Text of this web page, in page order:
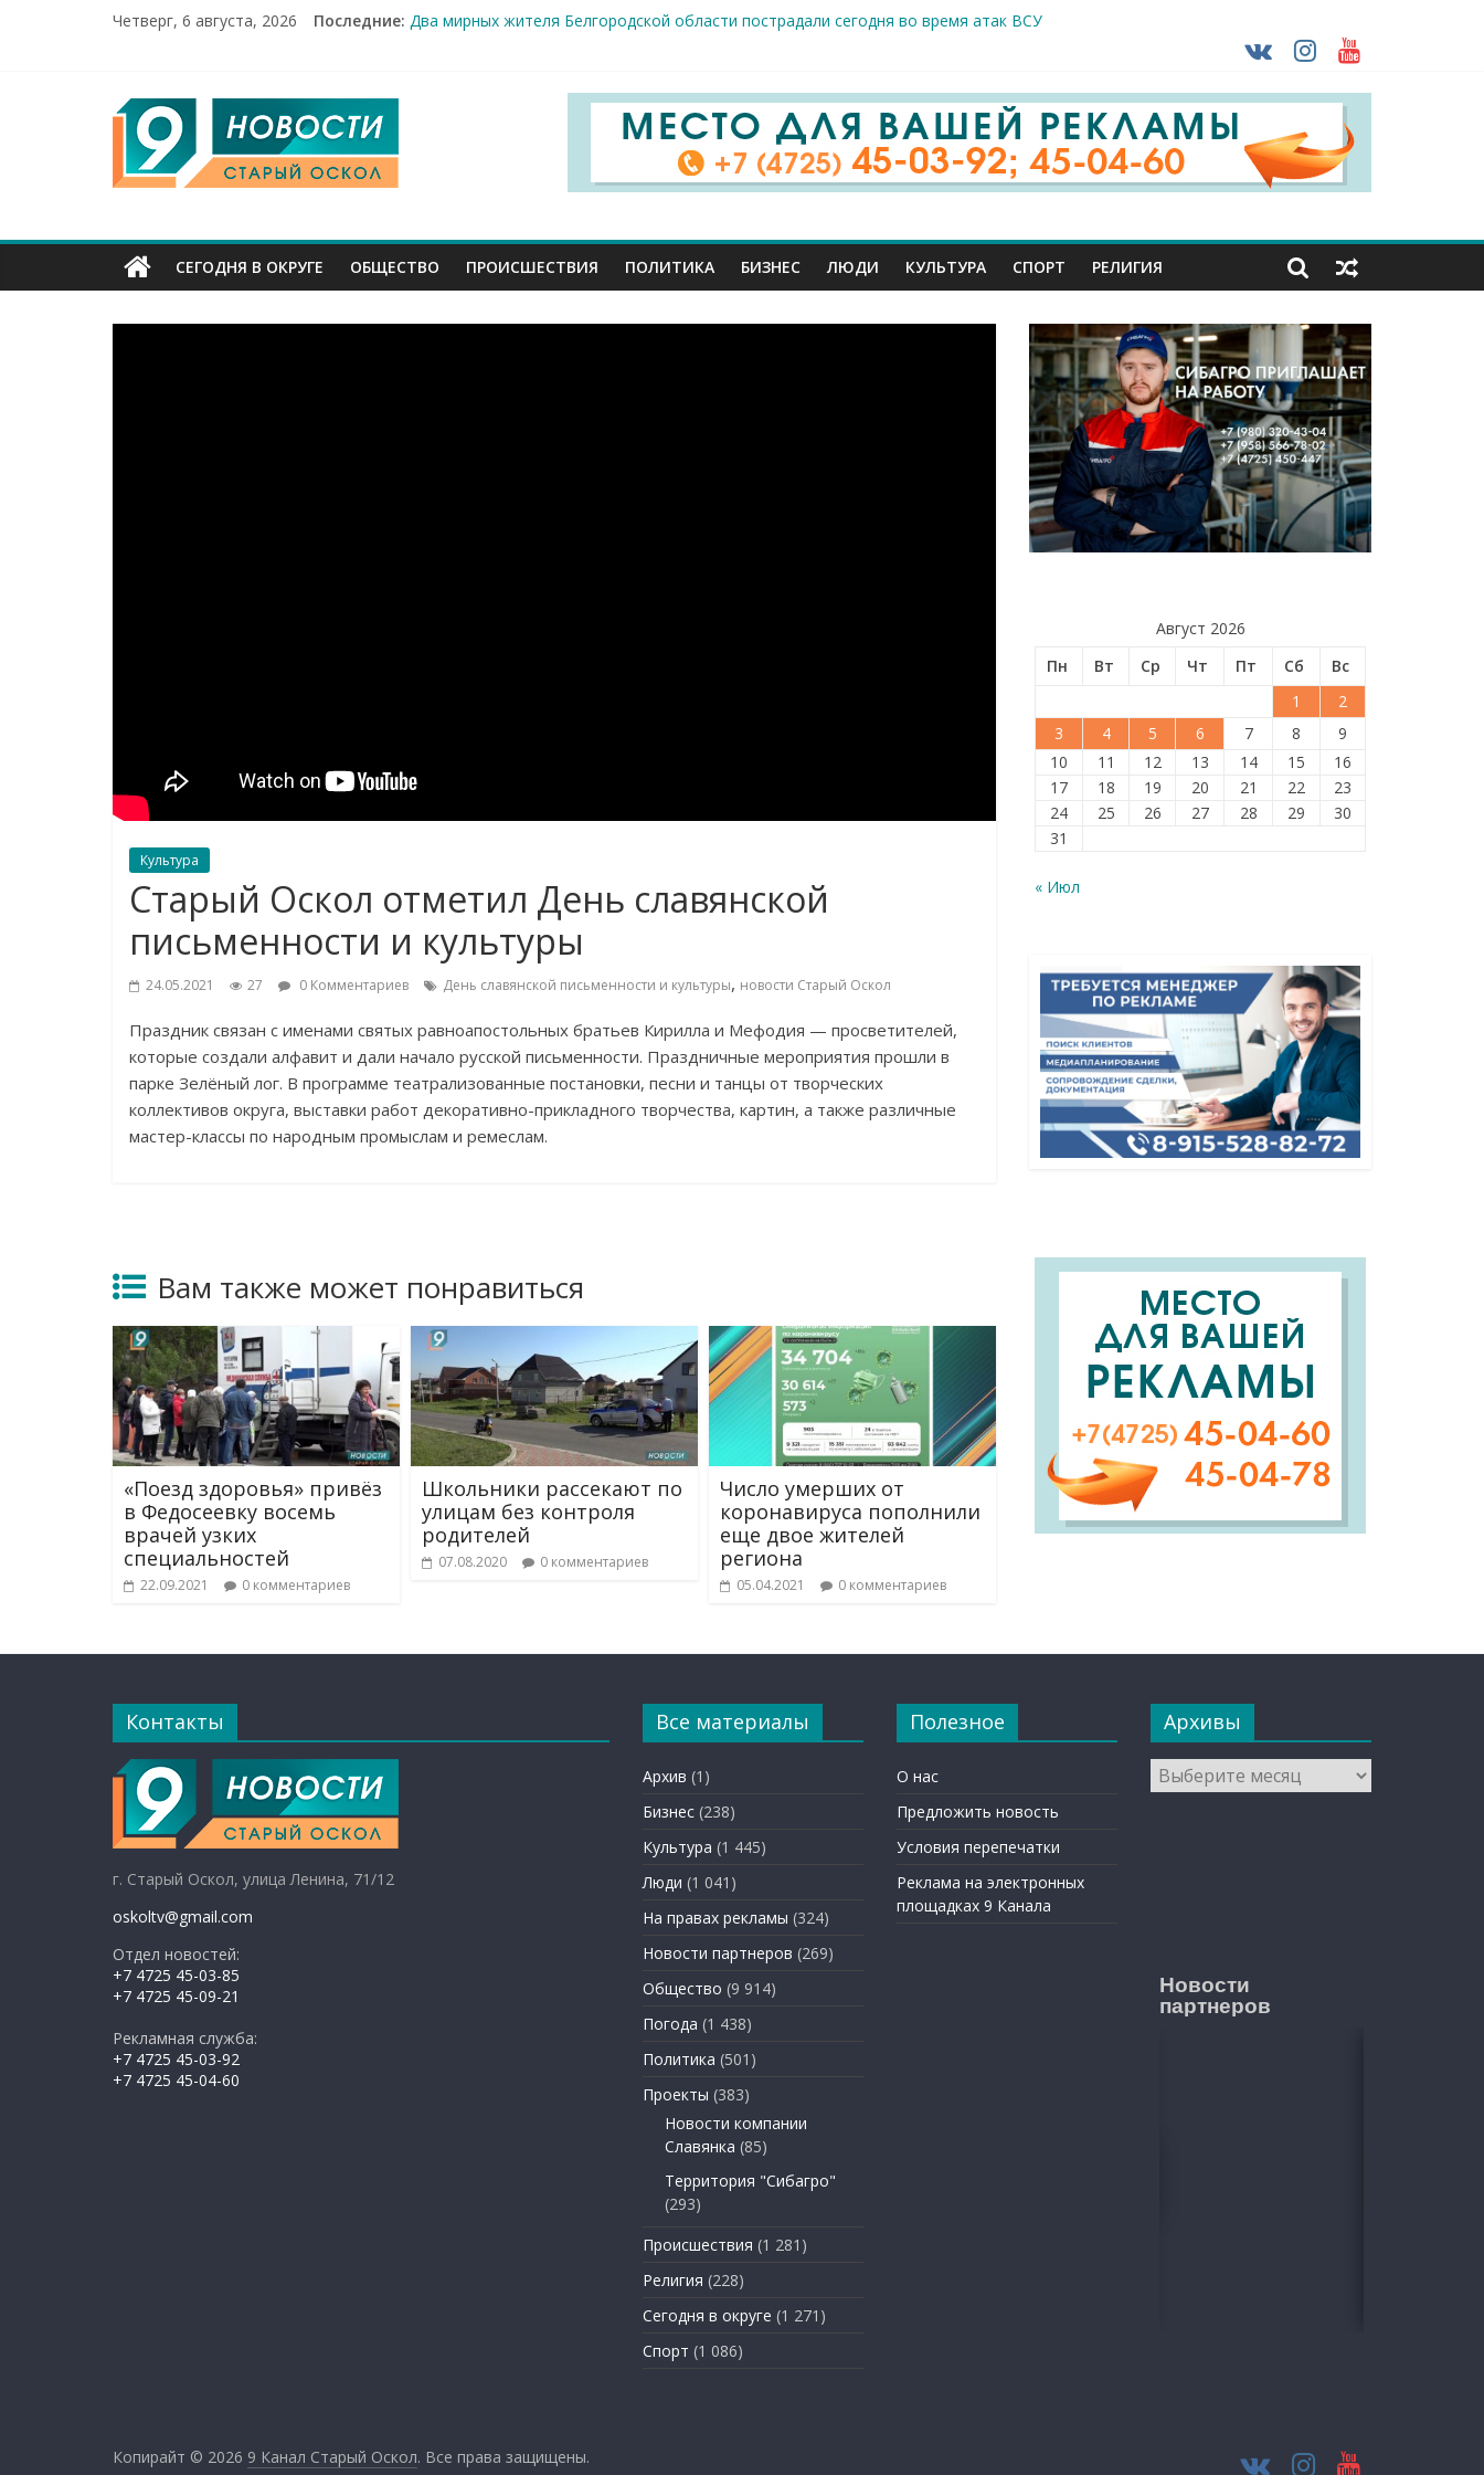
Четверг, 6 августа, 2026 Последние: Два мирных жителя Белгородской области пострадали сегодня во время атак ВСУ
100%-я раскрываемость особо тяжких преступлений: в Старооскольском отделе СК подвели итоги первого полугодия
Рейд по местам несанкционированной торговли: что и где можно продавать без штрафа?
«Купеческие салоны»: старооскольский краеведческий музей приглашает окунуться в прошлое
9
Канал
Старый
Оскол
СЕГОДНЯ В ОКРУГЕ ОБЩЕСТВО ПРОИСШЕСТВИЯ ПОЛИТИКА БИЗНЕС ЛЮДИ КУЛЬТУРА СПОРТ РЕЛИГИЯ
Культура
Старый Оскол отметил День славянской
письменности и культуры
24.05.2021 27 0 Комментариев День славянской письменности и культуры, новости Старый Оскол
Праздник связан с именами святых равноапостольных братьев Кирилла и Мефодия — просветителей,
которые создали алфавит и дали начало русской письменности. Праздничные мероприятия прошли в
парке Зелёный лог. В программе театрализованные постановки, песни и танцы от творческих
коллективов округа, выставки работ декоративно-прикладного творчества, картин, а также различные
мастер-классы по народным промыслам и ремеслам.
Вам также может понравиться
«Поезд здоровья» привёз
в Федосеевку восемь
врачей узких
специальностей
22.09.2021 0 комментариев
Школьники рассекают по
улицам без контроля
родителей
07.08.2020 0 комментариев
Число умерших от
коронавируса пополнили
еще двое жителей
региона
05.04.2021 0 комментариев
Август 2026
Пн
Вт Ср Чт Пт Сб
Вс
1
2
3
4 5 6 7 8
9
10
11 12 13 14 15
16
17
18 19 20 21 22
23
24
25 26 27 28 29
30
31
« Июл
Контакты
г. Старый Оскол, улица Ленина, 71/12
oskoltv@gmail.com
Отдел новостей:
+7 4725 45-03-85
+7 4725 45-09-21
Рекламная служба:
+7 4725 45-03-92
+7 4725 45-04-60
Все материалы
Архив (1)
Бизнес (238)
Культура (1 445)
Люди (1 041)
На правах рекламы (324)
Новости партнеров (269)
Общество (9 914)
Погода (1 438)
Политика (501)
Проекты (383)
Новости компании
Славянка (85)
Территория "Сибагро"
(293)
Происшествия (1 281)
Религия (228)
Сегодня в округе (1 271)
Спорт (1 086)
Полезное
О нас
Предложить новость
Условия перепечатки
Реклама на электронных
площадках 9 Канала
Архивы
Архивы
Новости
партнеров
Копирайт © 2026 9 Канал Старый Оскол. Все права защищены.